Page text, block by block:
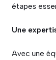
étapes
Une
Avec une